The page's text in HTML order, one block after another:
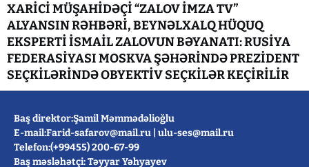
XARİCİ MÜŞAHİDƏÇİ “ZALOV İMZA TV”
ALYANSIN RƏHBƏRİ, BEYNƏLXALQ HÜQUQ
EKSPERTİ İSMAİL ZALOVUN BƏYANATI: RUSİYA
FEDERASİYASI MOSKVA ŞƏHƏRİNDƏ PREZİDENT
SEÇKİLƏRİNDƏ OBYEKTİV SEÇKİLƏR KEÇİRİLİR
Baş direktor:Şamil Məmmədəlioğlu
E-mail:Farid-safarov@mail.ru ulu-ses@mail.ru
Telefon:(+99455) 200-67-99
Baş məsləhətçi: Təyyar Yəhyayev